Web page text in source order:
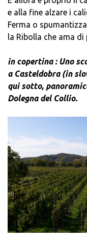
e alla fine alzare i
Ferma o
la Ribolla che ama di
in copertina : Uno
a Casteldobra (in
qui sotto,
Dolegna del Collio.